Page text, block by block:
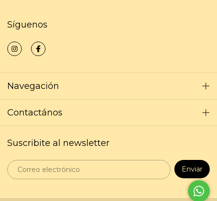
Síguenos
Navegación
Contactános
Suscribite al newsletter